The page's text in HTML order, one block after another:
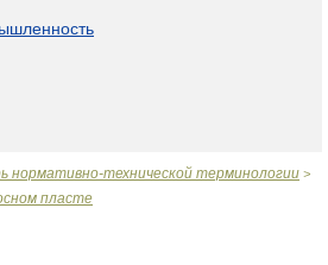
нормативно-технической терминологии >
пласте